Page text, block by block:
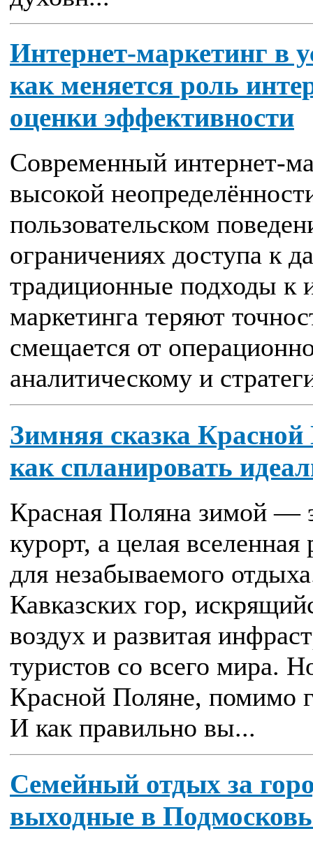
Интернет-маркетинг в
как меняется роль
оценки эффективности
Современный интернет-
высокой
пользовательском
ограничениях доступа к
традиционные подходы к
маркетинга теряют
смещается от
аналитическому и
Зимняя сказка
как спланировать
Красная Поляна зимой —
курорт, а целая
для незабываемого
Кавказских гор,
воздух и развитая
туристов со всего мира.
Красной Поляне, помимо
И как правильно вы...
Семейный отдых за
выходные в